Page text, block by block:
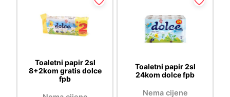
Toaletni papir 2sl
8+2kom gratis dolce
fpb
Toaletni papir 2sl
24kom dolce fpb
Nema cijene